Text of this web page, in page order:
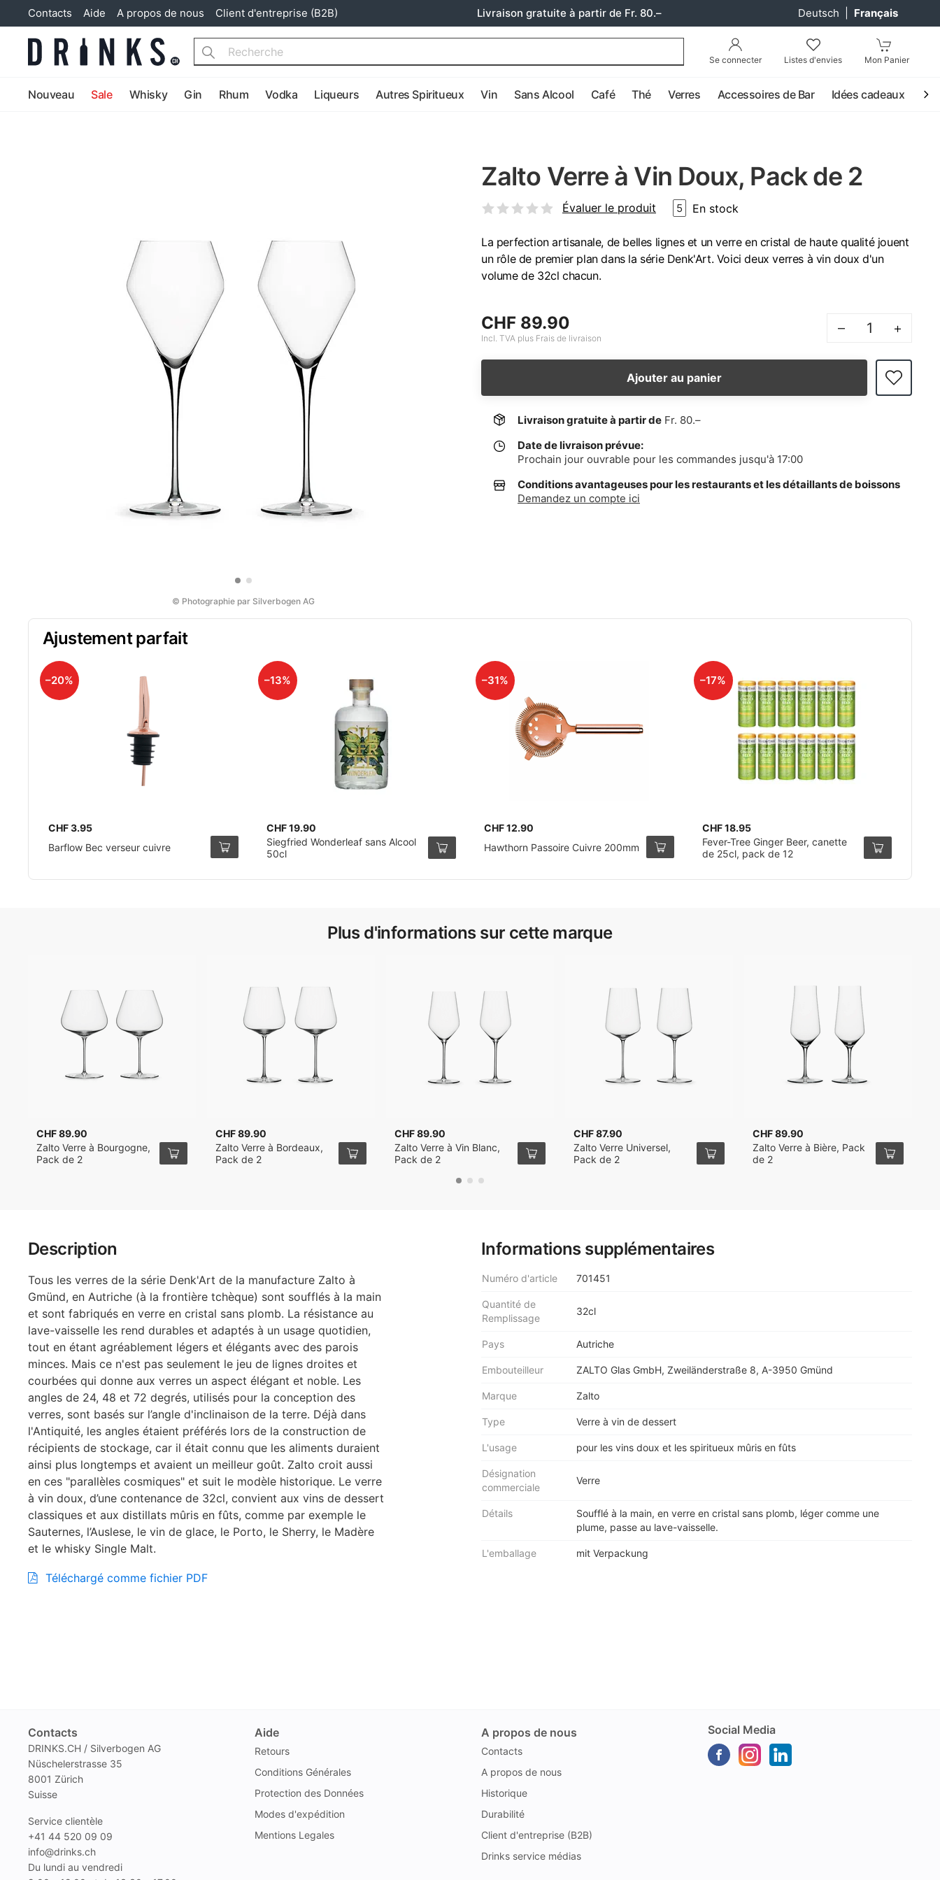
Contacts Aide A propos de nous Client d'entreprise (B2B) Livraison gratuite à partir de Fr. 80.– Deutsch Français
Se connecter Listes d'envies Mon Panier
Search
Nouveau Sale Whisky Gin Rhum Vodka Liqueurs Autres Spiritueux Vin Sans Alcool Café Thé Verres Accessoires de Bar Idées cadeaux
© Photographie par Silverbogen AG
Zalto Verre à Vin Doux, Pack de 2
Évaluer le produit 5 En stock
La perfection artisanale, de belles lignes et un verre en cristal de haute qualité jouent
un rôle de premier plan dans la série Denk'Art. Voici deux verres à vin doux d'un
volume de 32cl chacun.
CHF 89.90
Incl. TVA plus Frais de livraison
– +
Ajouter au panier
Livraison gratuite à partir de Fr. 80.–
Date de livraison prévue:
Prochain jour ouvrable pour les commandes jusqu'à 17:00
Conditions avantageuses pour les restaurants et les détaillants de boissons
Demandez un compte ici
Ajustement parfait
–20%
CHF 3.95
Barflow Bec verseur cuivre
–13%
CHF 19.90
Siegfried Wonderleaf sans Alcool
50cl
–31%
CHF 12.90
Hawthorn Passoire Cuivre 200mm
–17%
CHF 18.95
Fever-Tree Ginger Beer, canette
de 25cl, pack de 12
Description
Tous les verres de la série Denk'Art de la manufacture Zalto à
Gmünd, en Autriche (à la frontière tchèque) sont soufflés à la main
et sont fabriqués en verre en cristal sans plomb. La résistance au
lave-vaisselle les rend durables et adaptés à un usage quotidien,
tout en étant agréablement légers et élégants avec des parois
minces. Mais ce n'est pas seulement le jeu de lignes droites et
courbées qui donne aux verres un aspect élégant et noble. Les
angles de 24, 48 et 72 degrés, utilisés pour la conception des
verres, sont basés sur l’angle d'inclinaison de la terre. Déjà dans
l'Antiquité, les angles étaient préférés lors de la construction de
récipients de stockage, car il était connu que les aliments duraient
ainsi plus longtemps et avaient un meilleur goût. Zalto croit aussi
en ces "parallèles cosmiques" et suit le modèle historique. Le verre
à vin doux, d’une contenance de 32cl, convient aux vins de dessert
classiques et aux distillats mûris en fûts, comme par exemple le
Sauternes, l’Auslese, le vin de glace, le Porto, le Sherry, le Madère
et le whisky Single Malt.
Téléchargé comme fichier PDF
Informations supplémentaires
Numéro d'article 701451
Quantité de
Remplissage
32cl
Pays Autriche
Embouteilleur ZALTO Glas GmbH, Zweiländerstraße 8, A-3950 Gmünd
Marque Zalto
Type Verre à vin de dessert
L'usage pour les vins doux et les spiritueux mûris en fûts
Désignation
commerciale
Verre
Détails
Soufflé à la main, en verre en cristal sans plomb, léger comme une
plume, passe au lave-vaisselle.
L'emballage mit Verpackung
Plus d'informations sur cette marque
CHF 89.90
Zalto Verre à Bourgogne,
Pack de 2
CHF 89.90
Zalto Verre à Bordeaux,
Pack de 2
CHF 89.90
Zalto Verre à Vin Blanc,
Pack de 2
CHF 87.90
Zalto Verre Universel,
Pack de 2
CHF 89.90
Zalto Verre à Bière, Pack
de 2
Contacts
DRINKS.CH / Silverbogen AG
Nüschelerstrasse 35
8001 Zürich
Suisse
Service clientèle
+41 44 520 09 09
info@drinks.ch
Du lundi au vendredi
Aide
Retours
Conditions Générales
Protection des Données
Modes d'expédition
Mentions Legales
A propos de nous
Contacts
A propos de nous
Historique
Durabilité
Client d'entreprise (B2B)
Drinks service médias
Social Media